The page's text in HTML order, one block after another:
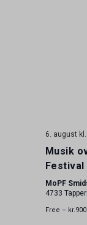
6. august
Musik
Festival
MoPF
4733
Free – kr.900